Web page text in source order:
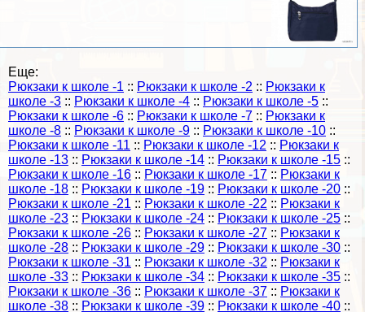
Еще:
Рюкзаки к школе -1 :: Рюкзаки к школе -2 :: Рюкзаки к
школе -3 :: Рюкзаки к школе -4 :: Рюкзаки к школе -5 ::
Рюкзаки к школе -6 :: Рюкзаки к школе -7 :: Рюкзаки к
школе -8 :: Рюкзаки к школе -9 :: Рюкзаки к школе -10 ::
Рюкзаки к школе -11 :: Рюкзаки к школе -12 :: Рюкзаки к
школе -13 :: Рюкзаки к школе -14 :: Рюкзаки к школе -15 ::
Рюкзаки к школе -16 :: Рюкзаки к школе -17 :: Рюкзаки к
школе -18 :: Рюкзаки к школе -19 :: Рюкзаки к школе -20 ::
Рюкзаки к школе -21 :: Рюкзаки к школе -22 :: Рюкзаки к
школе -23 :: Рюкзаки к школе -24 :: Рюкзаки к школе -25 ::
Рюкзаки к школе -26 :: Рюкзаки к школе -27 :: Рюкзаки к
школе -28 :: Рюкзаки к школе -29 :: Рюкзаки к школе -30 ::
Рюкзаки к школе -31 :: Рюкзаки к школе -32 :: Рюкзаки к
школе -33 :: Рюкзаки к школе -34 :: Рюкзаки к школе -35 ::
Рюкзаки к школе -36 :: Рюкзаки к школе -37 :: Рюкзаки к
школе -38 :: Рюкзаки к школе -39 :: Рюкзаки к школе -40 ::